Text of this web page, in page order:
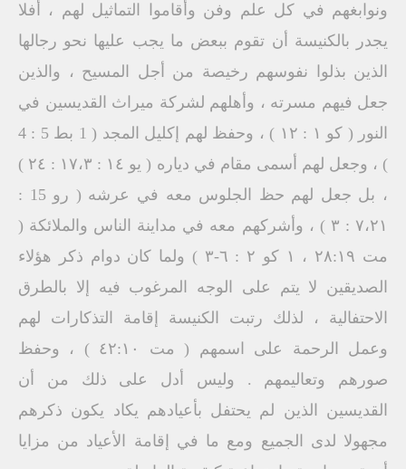
ونوابغهم في كل علم وفن وأقاموا التماثيل لهم ، أفلا
يجدر بالكنيسة أن تقوم ببعض ما يجب عليها نحو رجالها
الذين بذلوا نفوسهم رخيصة من أجل المسيح ، والذين
جعل فيهم مسرته ، وأهلهم لشركة ميراث القديسين في
النور ( كو ۱ : ۱۲ ) ، وحفظ لهم إكليل المجد ( 1 بط 5 : 4
) ، وجعل لهم أسمى مقام في دياره ( يو ١٤ : ١٧،٣ : ٢٤ )
، بل جعل لهم حظ الجلوس معه في عرشه ( رو 15 :
۷،۲۱ : ۳ ) ، وأشركهم معه في مداينة الناس والملائكة (
مت ۲۸:۱۹ ، ۱ کو ٢ : ٦-٣ ) ولما كان دوام ذكر هؤلاء
الصديقين لا يتم على الوجه المرغوب فيه إلا بالطرق
الاحتفالية ، لذلك رتبت الكنيسة إقامة التذكارات لهم
وعمل الرحمة على اسمهم ( مت ٤٢:١٠ ) ، وحفظ
صورهم وتعاليمهم . وليس أدل على ذلك من أن
القديسين الذين لم يحتفل بأعيادهم يكاد يكون ذكرهم
مجهولا لدى الجميع ومع ما في إقامة الأعياد من مزايا